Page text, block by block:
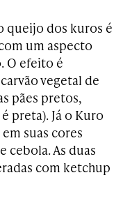
queijo dos kuros é
um aspecto
O efeito é
vegetal de
pães pretos,
preta). Já o Kuro
suas cores
cebola. As duas
com ketchup